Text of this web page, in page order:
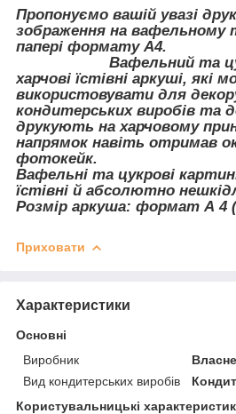
Пропонуємо вашій увазі
зображення на вафельному
папері формату А4.
Вафельний та
харчові їстівні аркуші, які
використовувати для
кондитерських виробів та
друкують на харчовому
напрямок навіть отримав
фотокейк.
Вафельні та цукрові
їстівні й абсолютно
Розмір аркуша: формат А 4
Приховати
Характеристики
Основні
Виробник
Вид кондитерських виробів
Користувальницькі